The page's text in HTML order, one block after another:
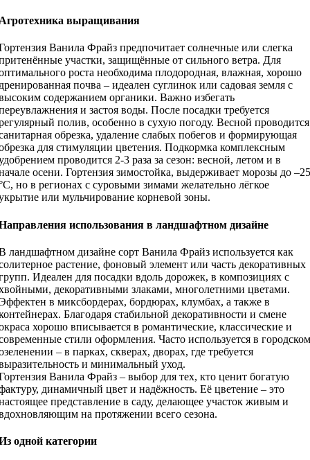
выращивания
Ванила Фрайз предпочитает солнечные или слегка
участки, защищённые от сильного ветра. Для
роста необходима плодородная, влажная, хорошо
почва – идеален суглинок или садовая земля с
содержанием органики. Важно избегать
и застоя воды. После посадки требуется
полив, особенно в сухую погоду. Весной проводится
обрезка, удаление слабых побегов и формирующая
для стимуляции цветения. Подкормка комплексным
проводится 2-3 раза за сезон: весной, летом и в
осени. Гортензия зимостойка, выдерживает морозы до –25
но в регионах с суровыми зимами желательно лёгкое
или мульчирование корневой зоны.
использования в ландшафтном дизайне
ландшафтном дизайне сорт Ванила Фрайз используется как
растение, фоновый элемент или часть декоративных
Идеален для посадки вдоль дорожек, в композициях с
декоративными злаками, многолетними цветами.
в миксбордерах, бордюрах, клумбах, а также в
Благодаря стабильной декоративности и смене
хорошо вписывается в романтические, классические и
стили оформления. Часто используется в городском
– в парках, скверах, дворах, где требуется
и минимальный уход.
Ванила Фрайз – выбор для тех, кто ценит богатую
динамичный цвет и надёжность. Её цветение – это
представление в саду, делающее участок живым и
на протяжении всего сезона.
одной категории